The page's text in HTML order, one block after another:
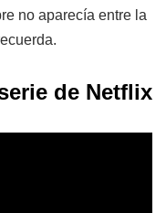
no aparecía entre la
de Netflix